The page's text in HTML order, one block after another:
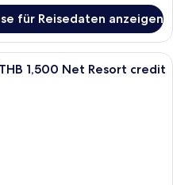
für Reisedaten anzeigen
1,500 Net Resort credit